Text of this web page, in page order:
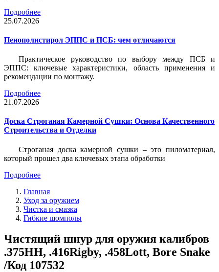
Подробнее
25.07.2026
Пенополистирол ЭППС и ПСБ: чем отличаются
Практическое руководство по выбору между ПСБ и
ЭППС: ключевые характеристики, область применения и
рекомендации по монтажу.
Подробнее
21.07.2026
Доска Строганая Камерной Сушки: Основа Качественного
Строительства и Отделки
Строганая доска камерной сушки – это пиломатериал,
который прошел два ключевых этапа обработки
Подробнее
Главная
Уход за оружием
Чистка и смазка
Гибкие шомполы
Чистящий шнур для оружия калибров
.375HH, .416Rigby, .458Lott, Bore Snake
/Код 107532